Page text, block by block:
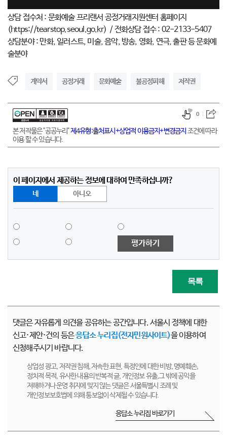
상담 접수처 : 문화예술 프리랜서 공정거래지원센터 홈페이지
(https://tearstop.seoul.go.kr) / 전화상담 접수 : 02-2133-5407
상담분야 : 만화, 일러스트, 미술, 음악, 방송, 영화, 연극, 출판 등 문화예
술분야
계약서 공정거래 문화예술 불공정피해 저작권
본 저작물은 "공공누리"제4유형:출처표시+상업적 이용금지+변경금지 조건에 따라
이용 할 수 있습니다.
0
이 페이지에서 제공하는 정보에 대하여 만족하십니까?
네 아니오
평가하기
목록
댓글은 자유롭게 의견을 공유하는 공간입니다. 서울시 정책에 대한
신고·제안·건의 등은응답소 누리집(전자민원사이트)을 이용하여
신청해주시기 바랍니다.
상업성 광고, 저작권 침해, 저속한 표현, 특정인에 대한 비방, 명예훼손,
정치적 목적, 유사한 내용의 반복적 글, 개인정보 유출,그 밖에 공익을
저해하거나 운영 취지에 맞지 않는 댓글은 서울특별시 조례 및
개인정보보호법에 의해 통보없이 삭제될 수 있습니다.
응답소 누리집 바로가기